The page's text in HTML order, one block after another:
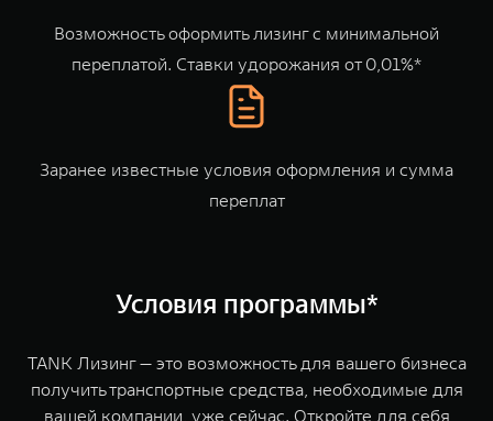
Веди за собой
от 6 499 000 ₽
Сила
от 10 199
TANK Страхование
Подписки
Возможность оформить лизинг с минимальной
переплатой. Ставки удорожания от 0,01%*
Заранее известные условия оформления и сумма
переплат
Условия программы*
TANK Лизинг — это возможность для вашего бизнеса
получить транспортные средства, необходимые для
вашей компании, уже сейчас. Откройте для себя